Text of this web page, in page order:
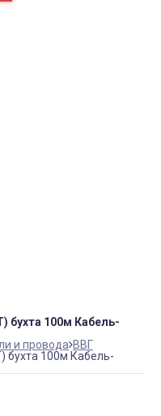
бухта 100м Кабель-
и провода ВВГ
бухта 100м Кабель-